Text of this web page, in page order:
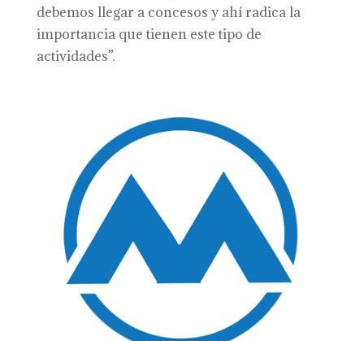
debemos llegar a concesos y ahí radica la
importancia que tienen este tipo de
actividades”.